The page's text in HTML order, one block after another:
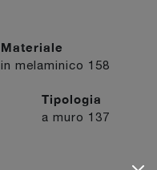
Materiale
in melaminico 158
Tipologia
a muro 137